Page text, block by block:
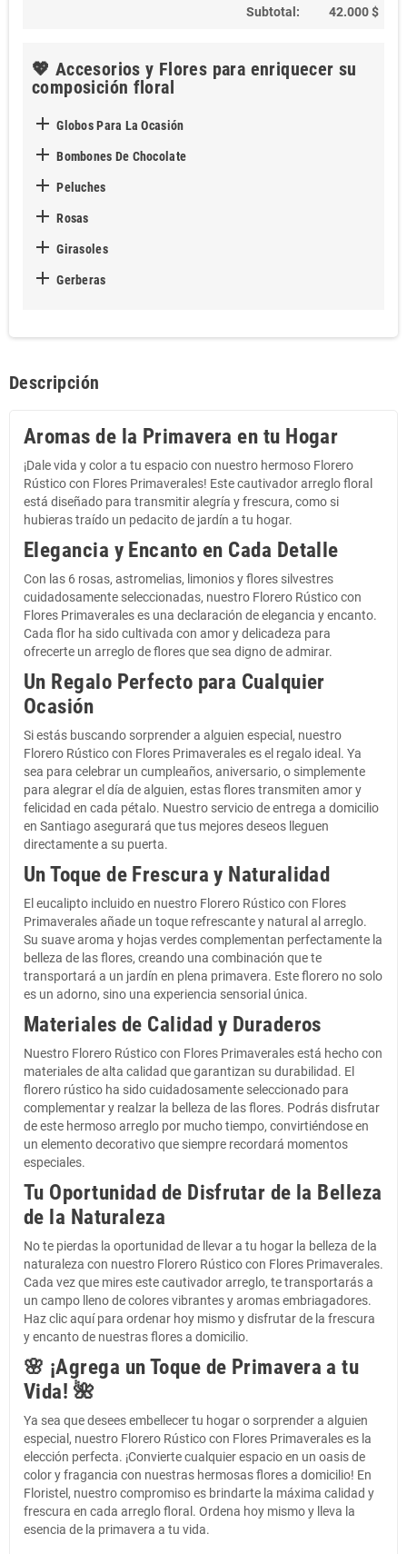
Subtotal: 42.000 $
💖 Accesorios y Flores para enriquecer su
composición floral
 Globos Para La Ocasión
 Bombones De Chocolate
 Peluches
 Rosas
 Girasoles
 Gerberas
Descripción
Aromas de la Primavera en tu Hogar
¡Dale vida y color a tu espacio con nuestro hermoso Florero
Rústico con Flores Primaverales! Este cautivador arreglo floral
está diseñado para transmitir alegría y frescura, como si
hubieras traído un pedacito de jardín a tu hogar.
Elegancia y Encanto en Cada Detalle
Con las 6 rosas, astromelias, limonios y flores silvestres
cuidadosamente seleccionadas, nuestro Florero Rústico con
Flores Primaverales es una declaración de elegancia y encanto.
Cada flor ha sido cultivada con amor y delicadeza para
ofrecerte un arreglo de flores que sea digno de admirar.
Un Regalo Perfecto para Cualquier
Ocasión
Si estás buscando sorprender a alguien especial, nuestro
Florero Rústico con Flores Primaverales es el regalo ideal. Ya
sea para celebrar un cumpleaños, aniversario, o simplemente
para alegrar el día de alguien, estas flores transmiten amor y
felicidad en cada pétalo. Nuestro servicio de entrega a domicilio
en Santiago asegurará que tus mejores deseos lleguen
directamente a su puerta.
Un Toque de Frescura y Naturalidad
El eucalipto incluido en nuestro Florero Rústico con Flores
Primaverales añade un toque refrescante y natural al arreglo.
Su suave aroma y hojas verdes complementan perfectamente la
belleza de las flores, creando una combinación que te
transportará a un jardín en plena primavera. Este florero no solo
es un adorno, sino una experiencia sensorial única.
Materiales de Calidad y Duraderos
Nuestro Florero Rústico con Flores Primaverales está hecho con
materiales de alta calidad que garantizan su durabilidad. El
florero rústico ha sido cuidadosamente seleccionado para
complementar y realzar la belleza de las flores. Podrás disfrutar
de este hermoso arreglo por mucho tiempo, convirtiéndose en
un elemento decorativo que siempre recordará momentos
especiales.
Tu Oportunidad de Disfrutar de la Belleza
de la Naturaleza
No te pierdas la oportunidad de llevar a tu hogar la belleza de la
naturaleza con nuestro Florero Rústico con Flores Primaverales.
Cada vez que mires este cautivador arreglo, te transportarás a
un campo lleno de colores vibrantes y aromas embriagadores.
Haz clic aquí para ordenar hoy mismo y disfrutar de la frescura
y encanto de nuestras flores a domicilio.
🌸 ¡Agrega un Toque de Primavera a tu
Vida! 🌺
Ya sea que desees embellecer tu hogar o sorprender a alguien
especial, nuestro Florero Rústico con Flores Primaverales es la
elección perfecta. ¡Convierte cualquier espacio en un oasis de
color y fragancia con nuestras hermosas flores a domicilio! En
Floristel, nuestro compromiso es brindarte la máxima calidad y
frescura en cada arreglo floral. Ordena hoy mismo y lleva la
esencia de la primavera a tu vida.